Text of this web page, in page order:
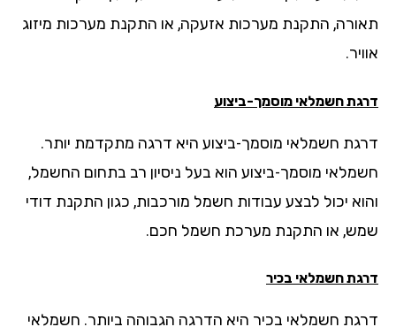
התקנת מערכות אזעקה, או התקנת מערכות מיזוג
חשמלאי מוסמך-ביצוע
חשמלאי מוסמך-ביצוע היא דרגה מתקדמת יותר.
מוסמך-ביצוע הוא בעל ניסיון רב בתחום החשמל,
יכול לבצע עבודות חשמל מורכבות, כגון התקנת דודי
או התקנת מערכת חשמל חכם.
חשמלאי בכיר
חשמלאי בכיר היא הדרגה הגבוהה ביותר. חשמלאי